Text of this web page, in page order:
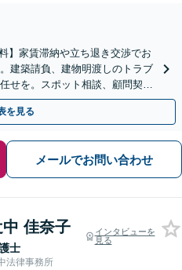
】家賃滞納や立ち退き交渉でお
建築請負、建物明渡しのトラブ
せを。スポット相談、顧問契約
を見る
メールでお問い合わせ
中 佳奈子
士
インタビューを
見る
法律事務所